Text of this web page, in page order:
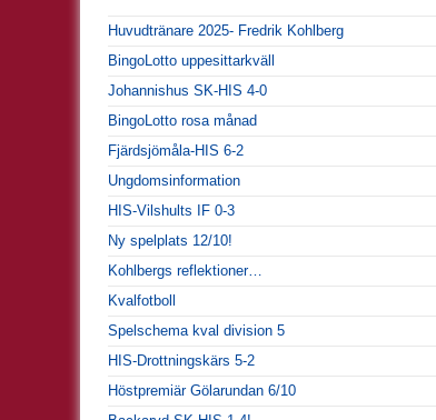
Huvudtränare 2025- Fredrik Kohlberg
BingoLotto uppesittarkväll
Johannishus SK-HIS 4-0
BingoLotto rosa månad
Fjärdsjömåla-HIS 6-2
Ungdomsinformation
HIS-Vilshults IF 0-3
Ny spelplats 12/10!
Kohlbergs reflektioner…
Kvalfotboll
Spelschema kval division 5
HIS-Drottningskärs 5-2
Höstpremiär Gölarundan 6/10